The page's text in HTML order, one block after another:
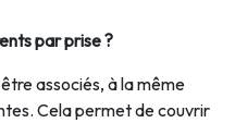
par prise ?
associés, à la même
Cela permet de couvrir